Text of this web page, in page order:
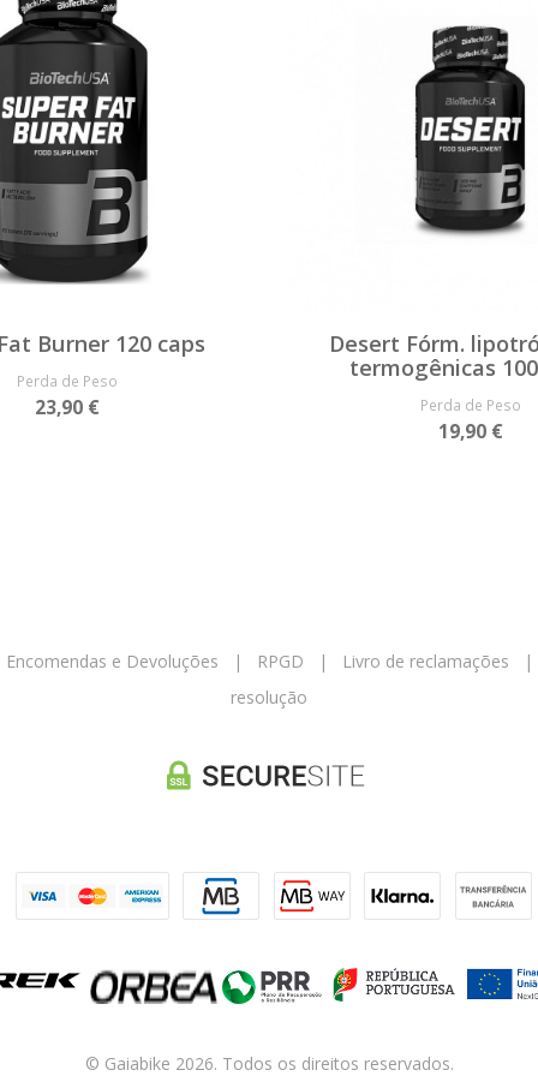
Burner 120 caps
Perda de Peso
23,90 €
Desert Fórm.
termogênicas
Perda de Peso
19,90 €
Encomendas e Devoluções | RPGD | Livro de reclamações
resolução
© Gaiabike 2026. Todos os direitos reservados.